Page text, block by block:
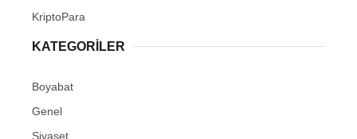
KriptoPara
KATEGORILER
Boyabat
Genel
Siyaset